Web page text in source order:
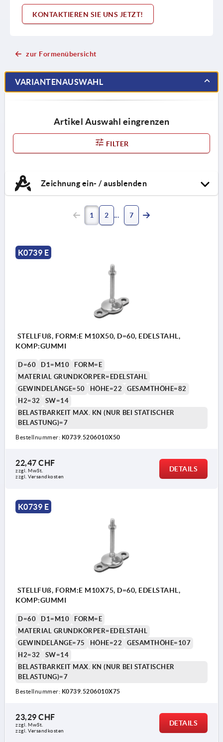
KONTAKTIEREN SIE UNS JETZT!
zur Formenübersicht
VARIANTENAUSWAHL
Artikel Auswahl eingrenzen
FILTER
Zeichnung ein- / ausblenden
1 2 7
K0739 E
STELLFUß, FORM:E M10X50, D=60, EDELSTAHL,
KOMP:GUMMI
D=60 D1=M10
FORM=E
MATERIAL GRUNDKÖRPER=EDELSTAHL
GEWINDELÄNGE=50
HÖHE=22
GESAMTHÖHE=82
H2=32
SW=14
BELASTBARKEIT MAX. KN (NUR BEI STATISCHER
BELASTUNG)=7
Bestellnummer: K0739.5206010X50
22,47 CHF
zzgl. MwSt.
zzgl. Versandkosten
DETAILS
K0739 E
STELLFUß, FORM:E M10X75, D=60, EDELSTAHL,
KOMP:GUMMI
D=60 D1=M10
FORM=E
MATERIAL GRUNDKÖRPER=EDELSTAHL
GEWINDELÄNGE=75
HÖHE=22
GESAMTHÖHE=107
H2=32
SW=14
BELASTBARKEIT MAX. KN (NUR BEI STATISCHER
BELASTUNG)=7
Bestellnummer: K0739.5206010X75
23,29 CHF
zzgl. MwSt.
zzgl. Versandkosten
DETAILS